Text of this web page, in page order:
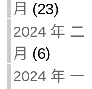
月 (23)
2024 年 二
月 (6)
2024 年 一